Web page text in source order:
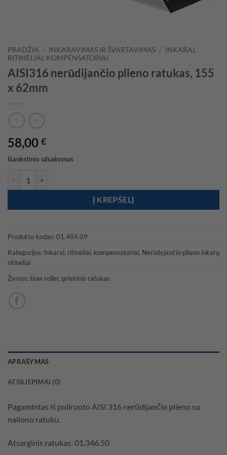
PRADŽIA / INKARAVIMAS IR ŠVARTAVIMAS / INKARAI,
RITINĖLIAI, KOMPENSATORIAI
AISI316 nerūdijančio plieno ratukas, 155
x 62mm
58,00 €
Išankstinis užsakymas
Į KREPŠELĮ
Produkto kodas: 01.484.09
Kategorijos: Inkarai, ritinėliai, kompensatoriai, Nerūdyjančio plieno inkarų
ritinėliai
Žymos: bow roller, priekinis ratukas
APRAŠYMAS
ATSILIEPIMAI (0)
Pagamintas iš poliruoto AISI 316 nerūdijančio plieno su
nailono ratuku.
Atsarginis ratukas: 01.346.50